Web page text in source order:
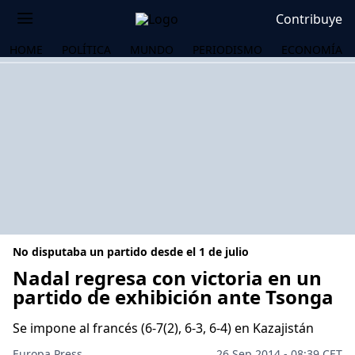
Contribuye
HOME POLÍTICA MUNDO PERIODISMO ECONOMÍA
No disputaba un partido desde el 1 de julio
Nadal regresa con victoria en un
partido de exhibición ante Tsonga
Se impone al francés (6-7(2), 6-3, 6-4) en Kazajistán